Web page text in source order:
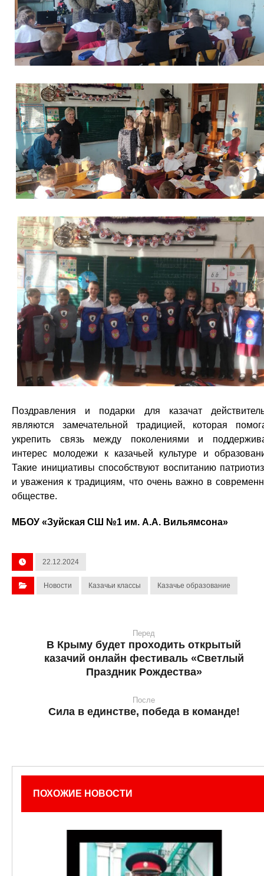
Поздравления и подарки для казачат
являются замечательной традицией, которая
укрепить связь между поколениями и
интерес молодежи к казачьей культуре и
Такие инициативы способствуют воспитанию
и уважения к традициям, что очень важно в
обществе.
МБОУ «Зуйская СШ №1 им. А.А. Вильямсона»
22.12.2024
Новости Казачьи классы Казачье образование
Перед
В Крыму будет проходить открытый
казачий онлайн фестиваль «Светлый
Праздник Рождества»
После
Сила в единстве, победа в команде!
ПОХОЖИЕ НОВОСТИ